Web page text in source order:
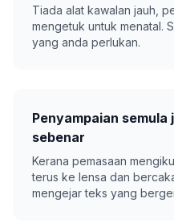
Tiada alat kawalan jauh,
mengetuk untuk menatal.
yang anda perlukan.
Penyampaian
sebenar
Kerana pemasaan
terus ke lensa dan
mengejar teks yang